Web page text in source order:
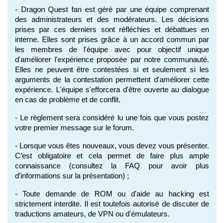
- Dragon Quest fan est géré par une équipe comprenant
des administrateurs et des modérateurs. Les décisions
prises par ces derniers sont réfléchies et débattues en
interne. Elles sont prises grâce à un accord commun par
les membres de l'équipe avec pour objectif unique
d'améliorer l'expérience proposée par notre communauté.
Elles ne peuvent être contestées si et seulement si les
arguments de la contestation permettent d'améliorer cette
expérience. L'équipe s'efforcera d'être ouverte au dialogue
en cas de problème et de conflit.
- Le règlement sera considéré lu une fois que vous postez
votre premier message sur le forum.
- Lorsque vous êtes nouveaux, vous devez vous présenter.
C’est obligatoire et cela permet de faire plus ample
connaissance (consultez la FAQ pour avoir plus
d’informations sur la présentation) ;
- Toute demande de ROM ou d'aide au hacking est
strictement interdite. Il est toutefois autorisé de discuter de
traductions amateurs, de VPN ou d'émulateurs.